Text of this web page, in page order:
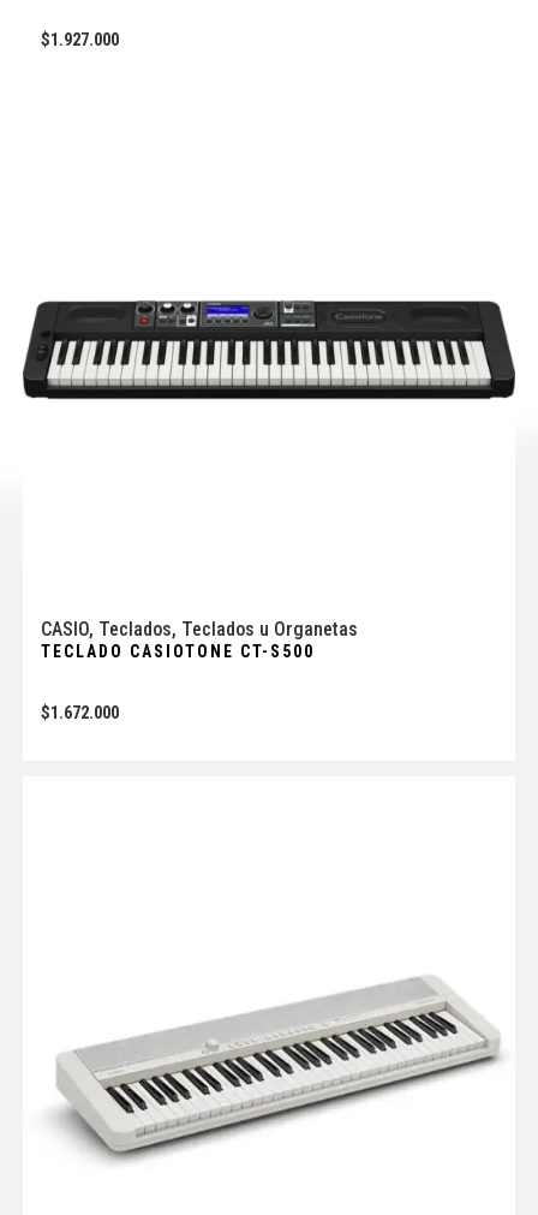
$1.927.000
CASIO, Teclados, Teclados u Organetas
TECLADO CASIOTONE CT-S500
$1.672.000